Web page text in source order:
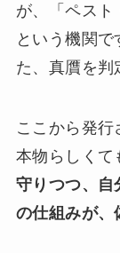
が、「ペスト
という機関
た、真贋を判
ここから発行
本物らしくて
守りつつ、自
の仕組みが、